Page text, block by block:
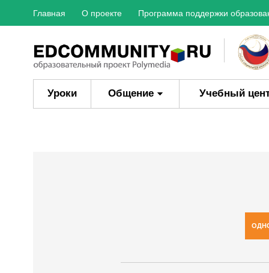
Главная О проекте Программа поддержки
Уроки Общение Учебный